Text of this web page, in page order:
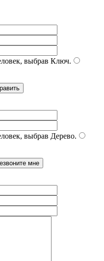
выбрав Ключ.
выбрав Дерево.